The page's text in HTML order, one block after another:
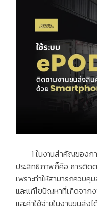
1ในงานสำคัญของก
ประสิทธิภาพก็คือ การติด
เพราะทำให้สามารถควบ
และแก้ไขปัญหาที่เกิดจากง
และค่าใช้จ่ายในงานขนส่ง